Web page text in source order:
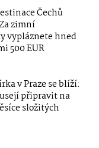
Čechů
zimní
vypláznete hned
500 EUR
v Praze se blíží:
připravit na
složitých